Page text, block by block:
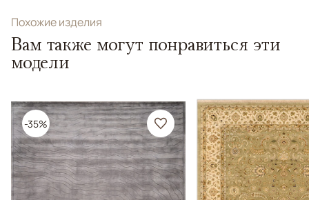
Похожие изделия
Вам также могут понравиться эти
модели
-35%